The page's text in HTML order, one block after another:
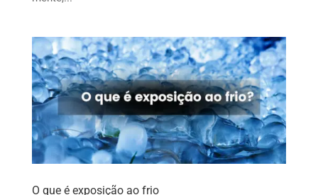
O que é exposição ao frio